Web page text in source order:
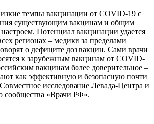
темпы вакцинации от COVID-19 с
существующим вакцинам и общим
Потенциал вакцинации удается
регионах – медики за пределами
о дефиците доз вакцин. Сами врачи
к зарубежным вакцинам от COVID-
вакцинам более доверительное –
как эффективную и безопасную почти
исследование Левада-Центра и
сообщества «Врачи РФ».